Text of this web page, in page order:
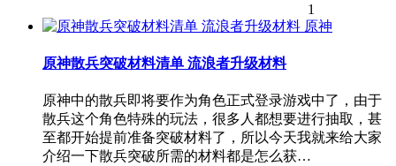
1
原神
原神散兵突破材料清单 流浪者升级材料
原神中的散兵即将要作为角色正式登录游戏中了，由于
散兵这个角色特殊的玩法，很多人都想要进行抽取，甚
至都开始提前准备突破材料了，所以今天我就来给大家
介绍一下散兵突破所需的材料都是怎么获…